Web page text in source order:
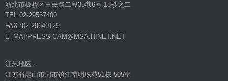
新北市板桥区三民路二段35巷6号 18楼之二
TEL:02-29537400
FAX :02-29640129
E_MAI:PRESS.CAM@MSA.HINET.NET
江苏地区：
江苏省昆山市周市镇江南明珠苑51栋 505室